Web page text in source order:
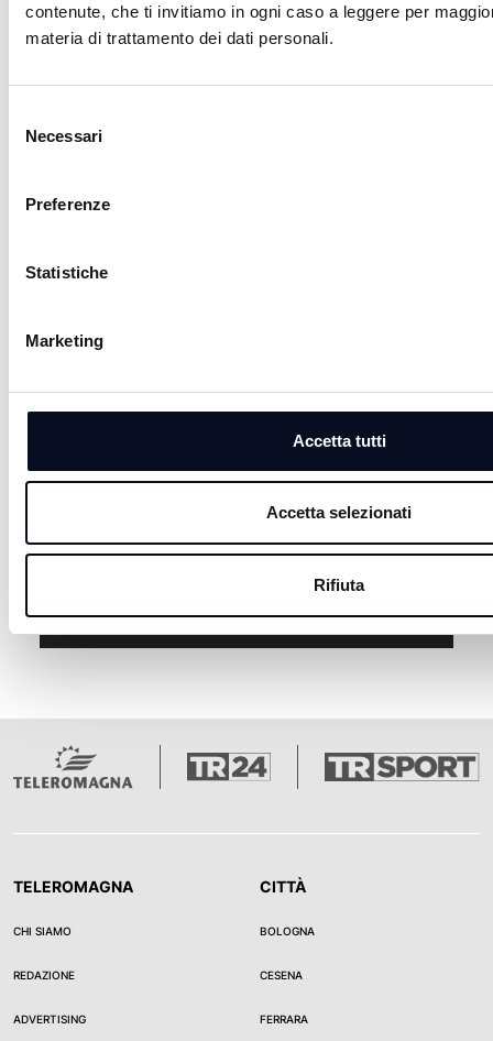
contenute, che ti invitiamo in ogni caso a leggere per
materia di trattamento dei dati personali.
delNecessari
Preferenze
Statistiche
Marketing
Accetta tutti
Accetta selezionati
Rifiuta
ATTUALITÀ TUTTE LE NOTIZIE
6 AGOSTO 2026
BOLOGNA: Morto Guccini, Prodi, "ci ha lasciato
6 AGOSTO 2026
TELEROMAGNA
CHI SIAMO
REDAZIONE
ADVERTISING
CITTÀ
BOLOGNA
CESENA
FERRARA